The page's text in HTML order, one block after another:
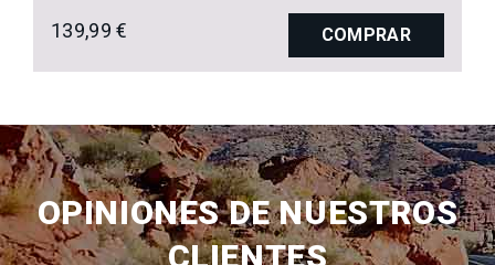
139,99 € COMPRAR
OPINIONES DE NUESTROS
CLIENTES